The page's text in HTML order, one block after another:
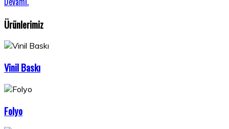
Ürünlerimiz
Vinil Baskı
Folyo